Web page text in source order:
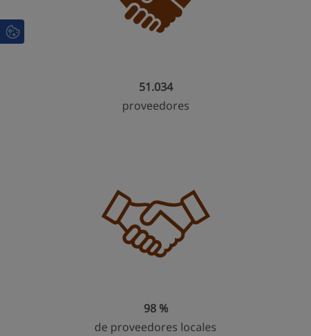
51.034
proveedores
98 %
de proveedores locales